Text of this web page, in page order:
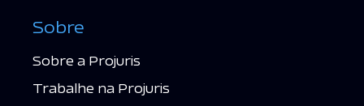
Sobre
Sobre a Projuris
Trabalhe na Projuris